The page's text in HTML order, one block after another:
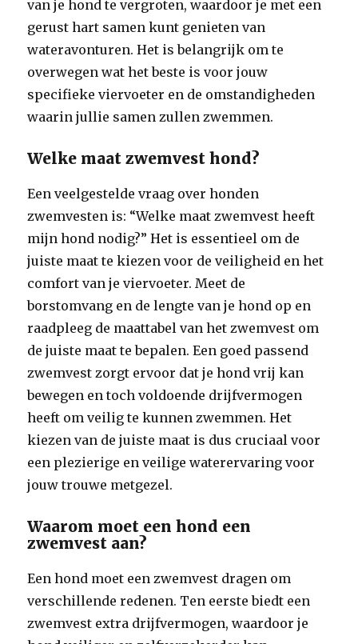
van je hond te vergroten, waardoor je met een
gerust hart samen kunt genieten van
wateravonturen. Het is belangrijk om te
overwegen wat het beste is voor jouw
specifieke viervoeter en de omstandigheden
waarin jullie samen zullen zwemmen.
Welke maat zwemvest hond?
Een veelgestelde vraag over honden
zwemvesten is: “Welke maat zwemvest heeft
mijn hond nodig?” Het is essentieel om de
juiste maat te kiezen voor de veiligheid en het
comfort van je viervoeter. Meet de
borstomvang en de lengte van je hond op en
raadpleeg de maattabel van het zwemvest om
de juiste maat te bepalen. Een goed passend
zwemvest zorgt ervoor dat je hond vrij kan
bewegen en toch voldoende drijfvermogen
heeft om veilig te kunnen zwemmen. Het
kiezen van de juiste maat is dus cruciaal voor
een plezierige en veilige waterervaring voor
jouw trouwe metgezel.
Waarom moet een hond een
zwemvest aan?
Een hond moet een zwemvest dragen om
verschillende redenen. Ten eerste biedt een
zwemvest extra drijfvermogen, waardoor je